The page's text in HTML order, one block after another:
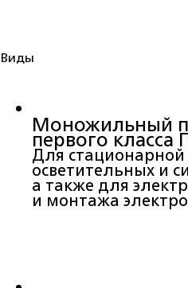
Виды
Моножильный
первого класса
Для
осветительных и
а также для
и монтажа